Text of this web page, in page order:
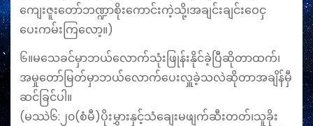
ကျေးဇူးတော်ဘဏ္ဍာစိုးကောင်းကဲ့သို့၊အချင်းချင်းဝေငှ
ပေးကမ်းကြလော့။)
၆။မသေခင်မှာဘယ်လောက်သုံးဖြုန်းနိုင်ခဲ့ပြီဆိုတာထက်၊
အမှုတော်မြတ်မှာဘယ်လောက်ပေးလှူခဲ့သလဲဆိုတာအချိန်မှီ
ဆင်ခြင်ပါ။
(မဿဲ၆:၂၀(စံမီ)ပိုးမွှားနှင့်သံချေးမဖျက်ဆီးတတ်၊သူခိုး